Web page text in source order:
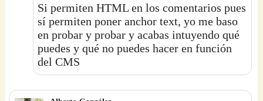
Si permiten HTML en los comentarios pues
sí permiten poner anchor text, yo me baso
en probar y probar y acabas intuyendo qué
puedes y qué no puedes hacer en función
del CMS